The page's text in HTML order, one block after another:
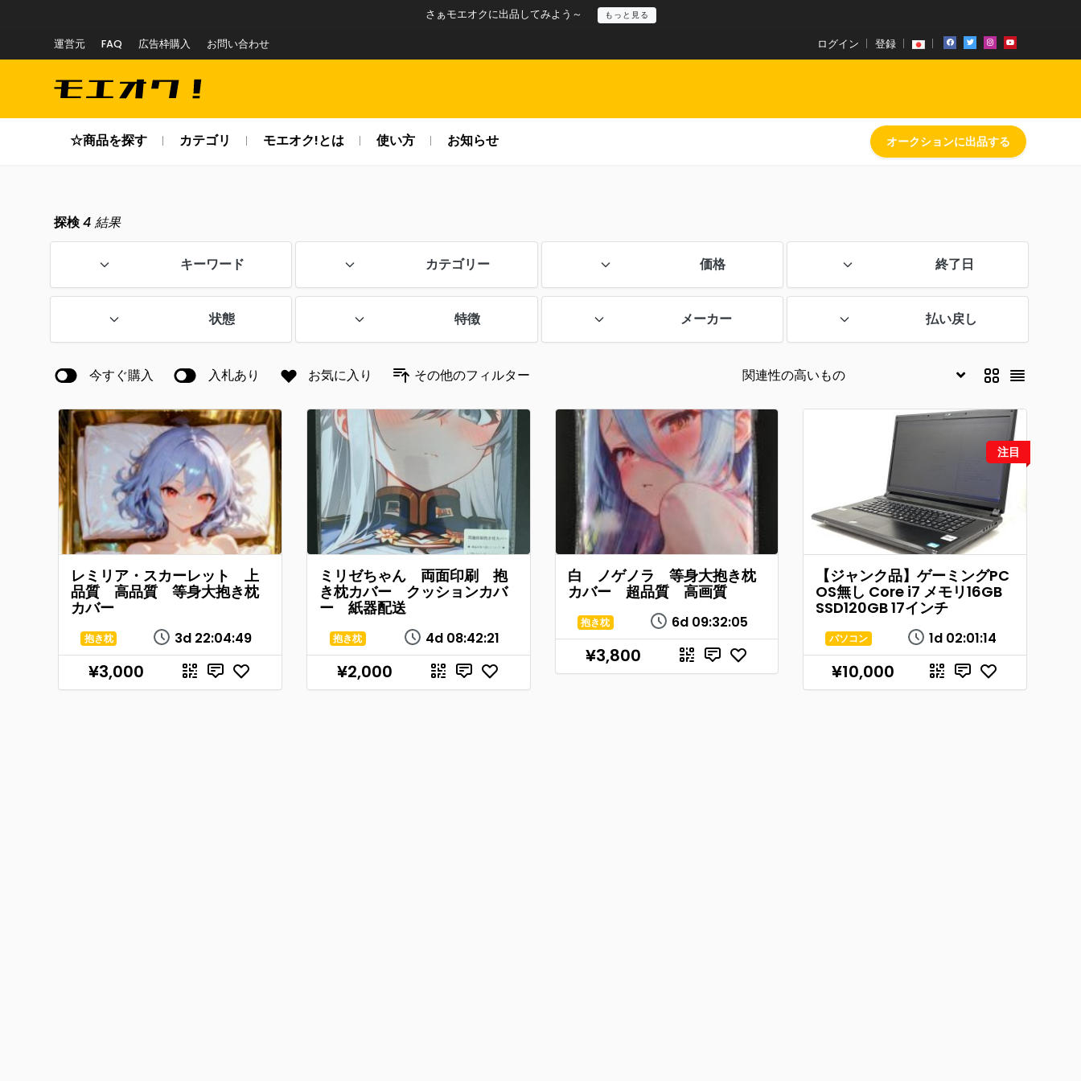
さぁモエオクに出品してみよう～ もっと見る
運営元 FAQ 広告枠購入 お問い合わせ ログイン 登録
☆商品を探す カテゴリ モエオク!とは 使い方 お知らせ オークションに出品する
探検4 結果
キーワード カテゴリー 価格 終了日
状態 特徴 メーカー 払い戻し
今すぐ購入 入札あり お気に入り その他のフィルター
レミリア・スカーレット 上
品質 高品質 等身大抱き枕
カバー
3d 22:04:49
抱き枕
¥3,000
ミリゼちゃん 両面印刷 抱
き枕カバー クッションカバ
ー 紙器配送
4d 08:42:21
抱き枕
¥2,000
白 ノゲノラ 等身大抱き枕
カバー 超品質 高画質
6d 09:32:05
抱き枕
¥3,800
注目
【ジャンク品】ゲーミングPC
OS無し Core i7 メモリ16GB
SSD120GB 17インチ
1d 02:01:14
パソコン
¥10,000